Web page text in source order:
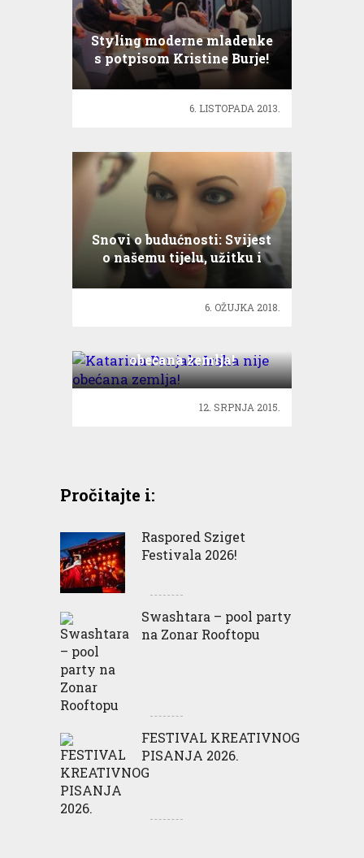
Styling moderne mladenke
s potpisom Kristine Burje!
6. LISTOPADA 2013.
Snovi o budućnosti: Svijest
o našemu tijelu, užitku i
seksualnim željama
6. OŽUJKA 2018.
obećana zemlja!
12. SRPNJA 2015.
Pročitajte i:
Raspored Sziget
Festivala 2026!
Swashtara – pool party
na Zonar Rooftopu
FESTIVAL KREATIVNOG
PISANJA 2026.